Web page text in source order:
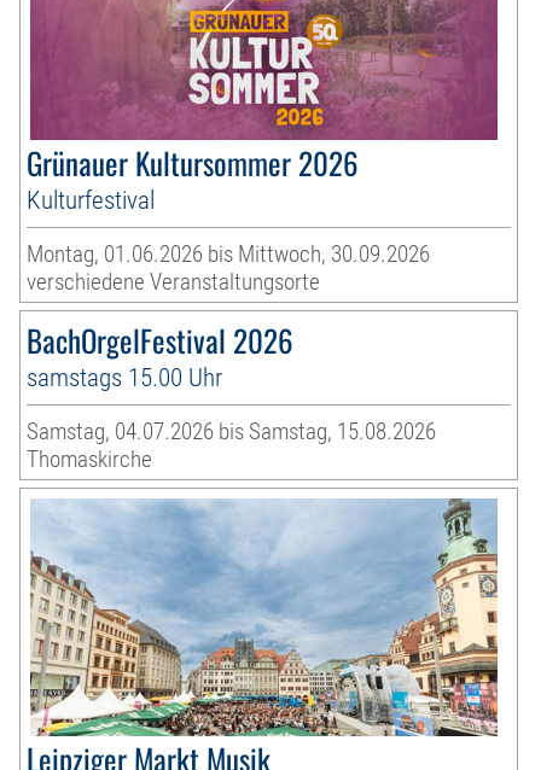
Grünauer Kultursommer 2026
Kulturfestival
Montag, 01.06.2026 bis Mittwoch, 30.09.2026
verschiedene Veranstaltungsorte
BachOrgelFestival 2026
samstags 15.00 Uhr
Samstag, 04.07.2026 bis Samstag, 15.08.2026
Thomaskirche
Leipziger Markt Musik